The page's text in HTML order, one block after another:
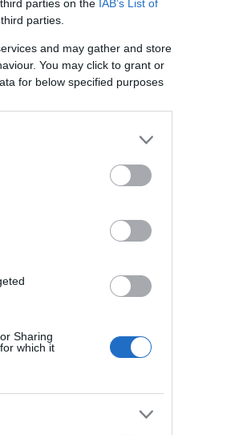
parties on the IAB’s List of
parties.
and may gather and store
You may click to grant or
for below specified purposes
Sharing
which it